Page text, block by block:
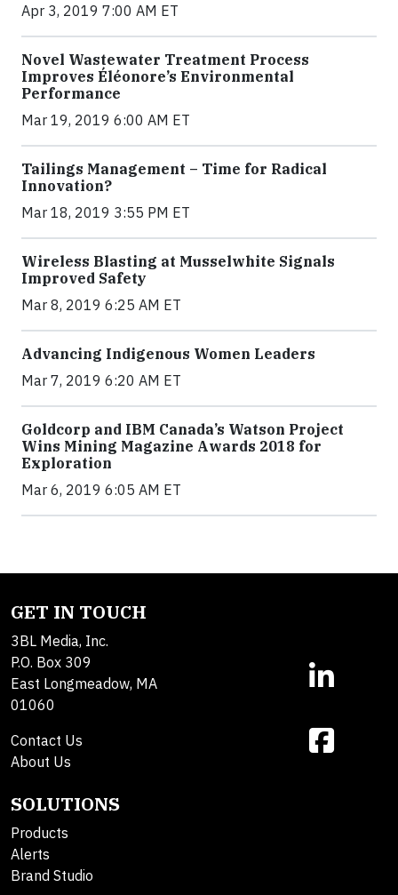
Apr 3, 2019 7:00 AM ET
Novel Wastewater Treatment Process
Improves Éléonore’s Environmental
Performance
Mar 19, 2019 6:00 AM ET
Tailings Management – Time for Radical
Innovation?
Mar 18, 2019 3:55 PM ET
Wireless Blasting at Musselwhite Signals
Improved Safety
Mar 8, 2019 6:25 AM ET
Advancing Indigenous Women Leaders
Mar 7, 2019 6:20 AM ET
Goldcorp and IBM Canada’s Watson Project
Wins Mining Magazine Awards 2018 for
Exploration
Mar 6, 2019 6:05 AM ET
GET IN TOUCH
3BL Media, Inc.
P.O. Box 309
East Longmeadow, MA
01060
Contact Us
About Us
SOLUTIONS
Products
Alerts
Brand Studio